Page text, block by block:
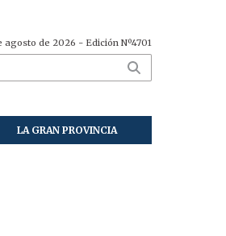
agosto de 2026 - Edición Nº4701
LA GRAN PROVINCIA